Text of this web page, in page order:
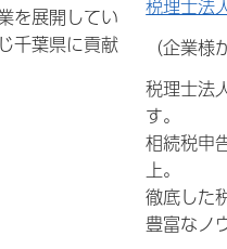
を展開してい
千葉県に貢献
税理士法
（企業
税理士法
す。
相続税申
上。
徹底した
豊富なノ